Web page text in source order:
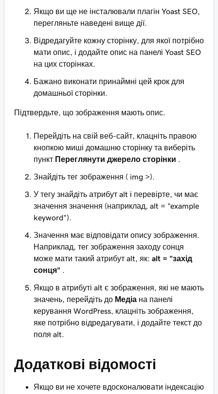
Якщо ви ще не інсталювали плагін Yoast SEO,
перегляньте наведені вище дії.
Відредагуйте кожну сторінку, для якої потрібно
мати опис, і додайте опис на панелі Yoast SEO
на цих сторінках.
Бажано виконати принаймні цей крок для
домашньої сторінки.
Підтвердьте, що зображення мають опис.
Перейдіть на свій веб-сайт, клацніть правою
кнопкою миші домашню сторінку та виберіть
пункт Переглянути джерело сторінки
Знайдіть тег зображення ( img >).
У тегу знайдіть атрибут alt і перевірте, чи має
значення значення (наприклад, alt = ”example
keyword”).
Значення має відповідати опису зображення.
Наприклад, тег зображення заходу сонця
може мати такий атрибут alt, як: alt = "захід
сонця"
Якщо в атрибуті alt є зображення, які не мають
значень, перейдіть до Медіа на панелі
керування WordPress, клацніть зображення,
яке потрібно відредагувати, і додайте текст до
поля alt.
Додаткові відомості
Якщо ви не хочете вдосконалювати індексацію